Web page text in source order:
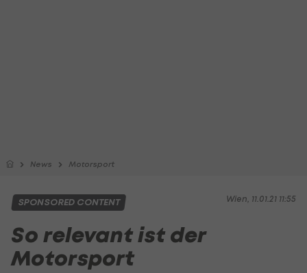
News Motorsport
Wien, 11.01.21 11:55
SPONSORED CONTENT
So relevant ist der
Motorsport